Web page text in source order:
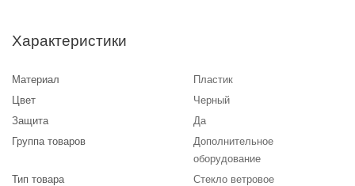
Характеристики
Материал
Пластик
Цвет
Черный
Защита
Да
Группа товаров
Дополнительное
оборудование
Тип товара
Стекло ветровое